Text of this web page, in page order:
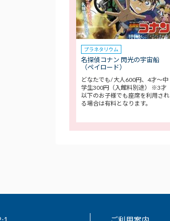
プラネタリウム
名探偵コナン 閃光の宇宙船
（ペイロード）
どなたでも/ 大人600円、4才～中
学生300円（入館料別途） ※3才
以下のお子様でも座席を利用され
る場合は有料となります。